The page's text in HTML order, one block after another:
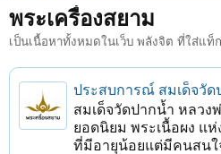
พระเครื่องสยาม
เป็นเนื้อหาทั้งหมดในเว็บ พลังจิต ที่ใส่แท็
ประสบการณ์ สมเด็จวั
สมเด็จวัดปากน้ำ หลวง
ยอดนิยม พระเนื้อผง แห่
ที่มีอายุน้อยแต่มีคนสนใ